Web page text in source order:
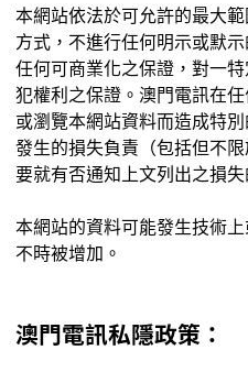
本網站依法於可允許的最大
方式，不進行任何明示或默
任何可商業化之保證，對一
犯權利之保證。澳門電訊在
或瀏覽本網站資料而造成特
發生的損失負責（包括但不
要就有否通知上文列出之損
本網站的資料可能發生技術
不時被增加。
澳門電訊私隱政策：